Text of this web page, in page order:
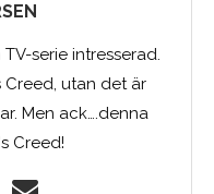
serie intresserad.
Creed, utan det är
Men ack….denna
Creed!